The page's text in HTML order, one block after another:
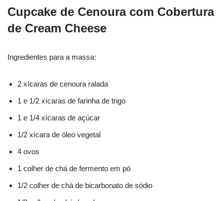
Cupcake de Cenoura com Cobertura
de Cream Cheese
Ingredientes para a massa:
2 xícaras de cenoura ralada
1 e 1/2 xícaras de farinha de trigo
1 e 1/4 xícaras de açúcar
1/2 xícara de óleo vegetal
4 ovos
1 colher de chá de fermento em pó
1/2 colher de chá de bicarbonato de sódio